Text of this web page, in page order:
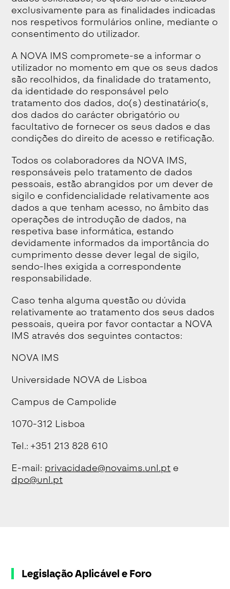
exclusivamente para as finalidades indicadas
nos respetivos formulários online, mediante o
consentimento do utilizador.
A NOVA IMS compromete-se a informar o
utilizador no momento em que os seus dados
são recolhidos, da finalidade do tratamento,
da identidade do responsável pelo
tratamento dos dados, do(s) destinatário(s,
dos dados do carácter obrigatório ou
facultativo de fornecer os seus dados e das
condições do direito de acesso e retificação.
Todos os colaboradores da NOVA IMS,
responsáveis pelo tratamento de dados
pessoais, estão abrangidos por um dever de
sigilo e confidencialidade relativamente aos
dados a que tenham acesso, no âmbito das
operações de introdução de dados, na
respetiva base informática, estando
devidamente informados da importância do
cumprimento desse dever legal de sigilo,
sendo-lhes exigida a correspondente
responsabilidade.
Caso tenha alguma questão ou dúvida
relativamente ao tratamento dos seus dados
pessoais, queira por favor contactar a NOVA
IMS através dos seguintes contactos:
NOVA IMS
Universidade NOVA de Lisboa
Campus de Campolide
1070-312 Lisboa
Tel.: +351 213 828 610
E-mail: privacidade@novaims.unl.pt e
dpo@unl.pt
Legislação Aplicável e Foro